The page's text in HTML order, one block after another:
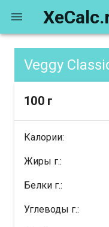
Veggy
100 г
Калории:
Жиры г.:
Белки г.:
Углеводы г.: